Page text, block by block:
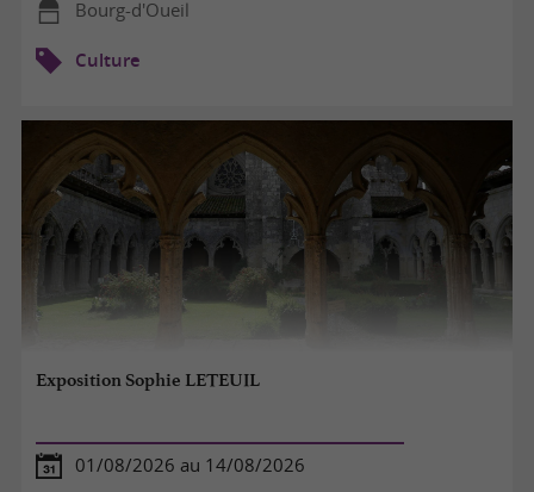
Bourg-d'Oueil
Culture
Exposition Sophie LETEUIL
01/08/2026 au 14/08/2026